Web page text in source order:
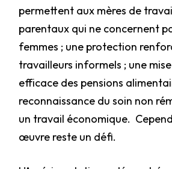
permettent aux mères de
parentaux qui ne concernent
femmes ; une protection
travailleurs informels ; une
efficace des pensions
reconnaissance du soin non
un travail économique.
œuvre reste un défi.